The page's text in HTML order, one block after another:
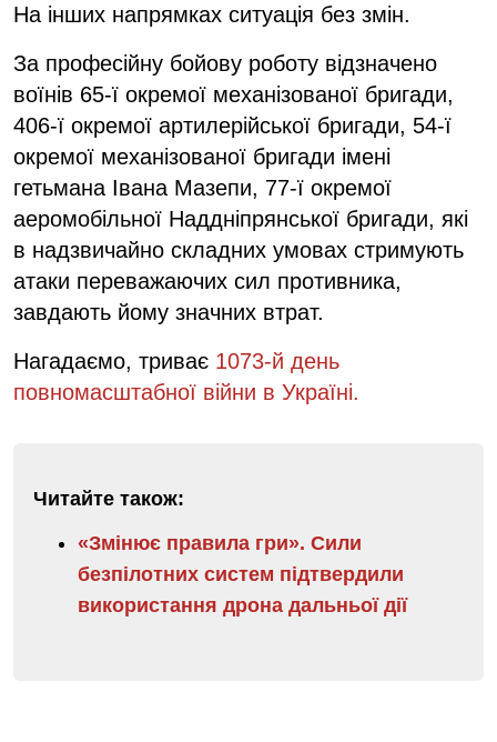
На інших напрямках ситуація без змін.
За професійну бойову роботу відзначено
воїнів 65-ї окремої механізованої бригади,
406-ї окремої артилерійської бригади, 54-ї
окремої механізованої бригади імені
гетьмана Івана Мазепи, 77-ї окремої
аеромобільної Наддніпрянської бригади, які
в надзвичайно складних умовах стримують
атаки переважаючих сил противника,
завдають йому значних втрат.
Нагадаємо, триває 1073-й день
повномасштабної війни в Україні.
Читайте також:
«Змінює правила гри». Сили
безпілотних систем підтвердили
використання дрона дальньої дії